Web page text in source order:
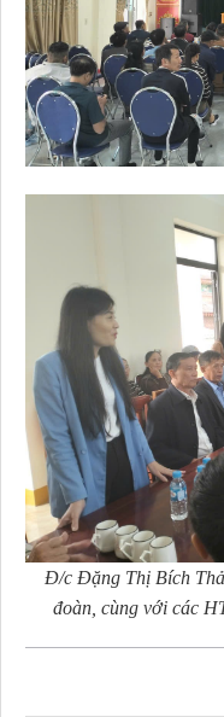
Đ/c Đặng Thị Bích
đoàn, cùng với các